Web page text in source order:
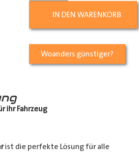
IN DEN WARENKORB
Woanders günstiger?
ihr Fahrzeug
ist die perfekte Lösung für alle